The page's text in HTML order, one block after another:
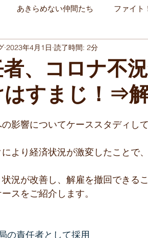
あきらめない仲間たち ファイト
、コロナ不
はすまじ！⇒
2023年4月1日 読了時間: 2分
影響についてケーススタディし
より経済状況が激変したことで
況が改善し、解雇を撤回できる
スをご紹介します。
の責任者として採用